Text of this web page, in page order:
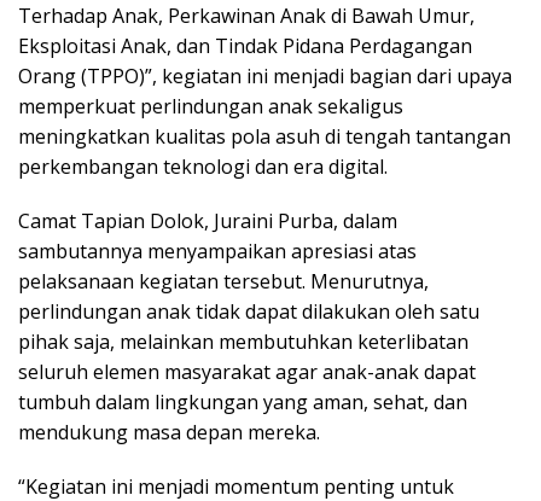
Terhadap Anak, Perkawinan Anak di Bawah Umur,
Eksploitasi Anak, dan Tindak Pidana Perdagangan
Orang (TPPO)”, kegiatan ini menjadi bagian dari upaya
memperkuat perlindungan anak sekaligus
meningkatkan kualitas pola asuh di tengah tantangan
perkembangan teknologi dan era digital.
Camat Tapian Dolok, Juraini Purba, dalam
sambutannya menyampaikan apresiasi atas
pelaksanaan kegiatan tersebut. Menurutnya,
perlindungan anak tidak dapat dilakukan oleh satu
pihak saja, melainkan membutuhkan keterlibatan
seluruh elemen masyarakat agar anak-anak dapat
tumbuh dalam lingkungan yang aman, sehat, dan
mendukung masa depan mereka.
“Kegiatan ini menjadi momentum penting untuk